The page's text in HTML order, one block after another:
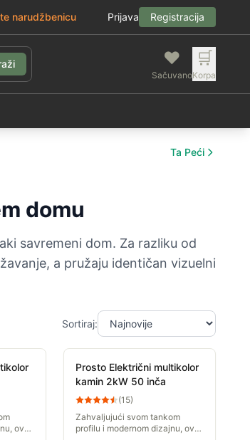
narudžbenicu Prijava Registracija
❤️
Sačuvano
🛒
Korpa
Ta Peći
domu
savremeni dom. Za razliku od
a pružaju identičan vizuelni
Sortiraj:
ovaj
Prosto Električni multikolor
kamin 2kW 50 inča
(15)
Zahvaljujući svom tankom
profilu i modernom dizajnu, ovaj